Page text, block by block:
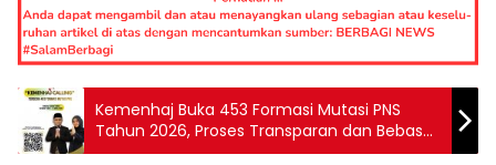
Kemenhaj Buka 453 Formasi Mutasi PNS
Tahun 2026, Proses Transparan dan Bebas
dari KKN